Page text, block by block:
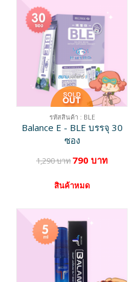
รหัสสินค้า : BLE
Balance E - BLE บรรจุ 30
ซอง
1,290 บาท790 บาท
สินค้าหมด